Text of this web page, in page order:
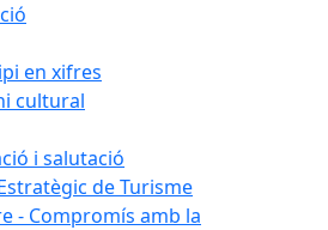
en xifres
cultural
i salutació
de Turisme
- Compromís amb la